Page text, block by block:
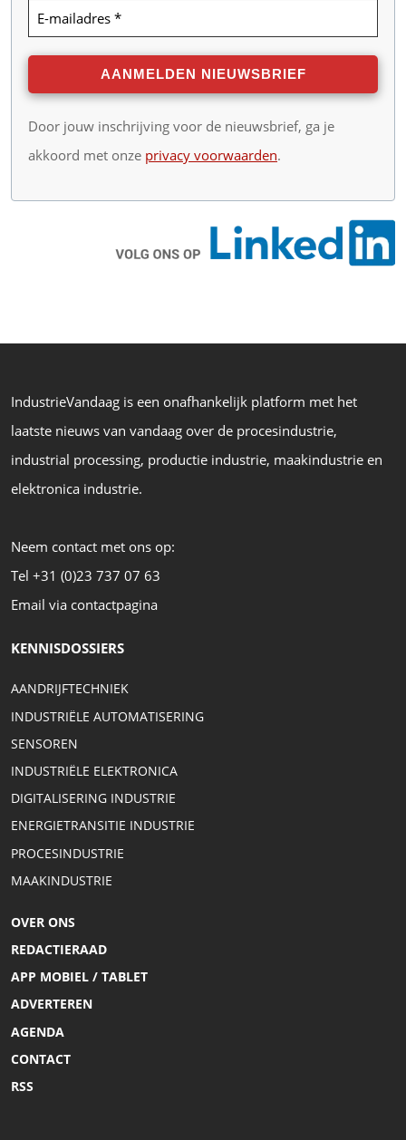
Door jouw inschrijving voor de nieuwsbrief, ga je
akkoord met onze privacy voorwaarden.
IndustrieVandaag is een onafhankelijk platform met het
laatste nieuws van vandaag over de procesindustrie,
industrial processing, productie industrie, maakindustrie en
elektronica industrie.
Neem contact met ons op:
Tel +31 (0)23 737 07 63
Email via contactpagina
KENNISDOSSIERS
AANDRIJFTECHNIEK
INDUSTRIËLE AUTOMATISERING
SENSOREN
INDUSTRIËLE ELEKTRONICA
DIGITALISERING INDUSTRIE
ENERGIETRANSITIE INDUSTRIE
PROCESINDUSTRIE
MAAKINDUSTRIE
OVER ONS
REDACTIERAAD
APP MOBIEL / TABLET
ADVERTEREN
AGENDA
CONTACT
RSS